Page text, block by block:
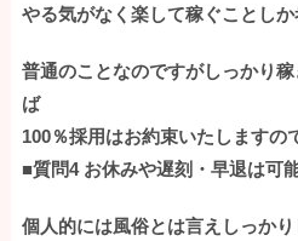
やる気がなく楽して稼ぐことしか
普通のことなのですがしっかり
ば
100％採用はお約束いたしますの
■質問4 お休みや遅刻・早退は可
個人的には風俗とは言えしっか